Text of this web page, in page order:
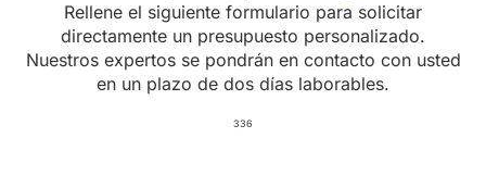
Rellene el siguiente formulario para solicitar
directamente un presupuesto personalizado.
Nuestros expertos se pondrán en contacto con usted
en un plazo de dos días laborables.
336